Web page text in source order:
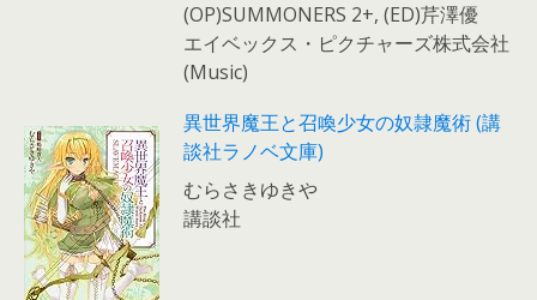
(OP)SUMMONERS 2+, (ED)芹澤優
エイベックス・ピクチャーズ株式会社
(Music)
異世界魔王と召喚少女の奴隷魔術 (講
談社ラノベ文庫)
むらさきゆきや
講談社